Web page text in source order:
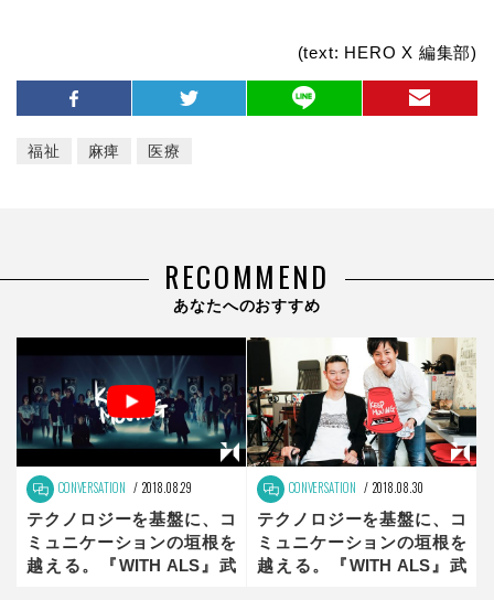
(text: HERO X 編集部)
福祉 麻痺 医療
RECOMMEND
あなたへのおすすめ
CONVERSATION 2018.08.29
テクノロジーを基盤に、コ
ミュニケーションの垣根を
越える。『WITH ALS』武
CONVERSATION 2018.08.30
テクノロジーを基盤に、コ
ミュニケーションの垣根を
越える。『WITH ALS』武